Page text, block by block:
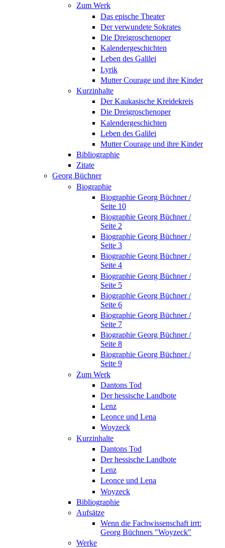
Zum Werk
Das epische Theater
Der verwundete Sokrates
Die Dreigroschenoper
Kalendergeschichten
Leben des Galilei
Lyrik
Mutter Courage und ihre Kinder
Kurzinhalte
Der Kaukasische Kreidekreis
Die Dreigroschenoper
Kalendergeschichten
Leben des Galilei
Mutter Courage und ihre Kinder
Bibliographie
Zitate
Georg Büchner
Biographie
Biographie Georg Büchner /
Seite 10
Biographie Georg Büchner /
Seite 2
Biographie Georg Büchner /
Seite 3
Biographie Georg Büchner /
Seite 4
Biographie Georg Büchner /
Seite 5
Biographie Georg Büchner /
Seite 6
Biographie Georg Büchner /
Seite 7
Biographie Georg Büchner /
Seite 8
Biographie Georg Büchner /
Seite 9
Zum Werk
Dantons Tod
Der hessische Landbote
Lenz
Leonce und Lena
Woyzeck
Kurzinhalte
Dantons Tod
Der hessische Landbote
Lenz
Leonce und Lena
Woyzeck
Bibliographie
Aufsätze
Wenn die Fachwissenschaft irrt:
Georg Büchners "Woyzeck"
Werke